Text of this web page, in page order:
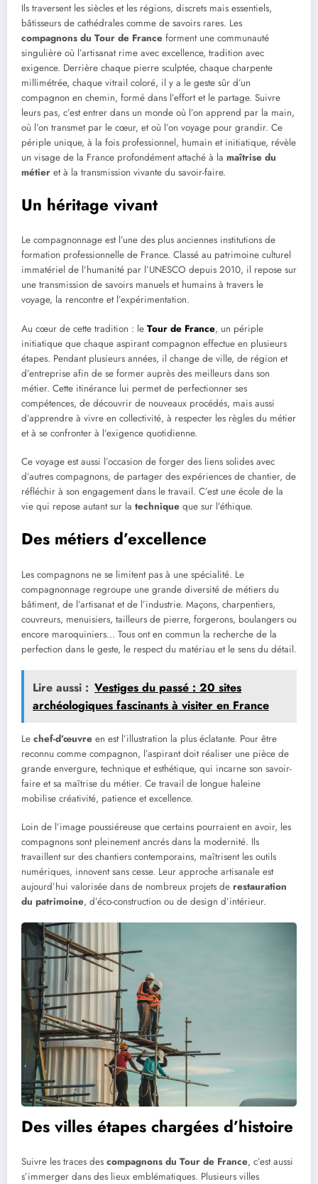
Ils traversent les siècles et les régions, discrets mais essentiels,
bâtisseurs de cathédrales comme de savoirs rares. Les
compagnons du Tour de France forment une communauté
singulière où l’artisanat rime avec excellence, tradition avec
exigence. Derrière chaque pierre sculptée, chaque charpente
millimétrée, chaque vitrail coloré, il y a le geste sûr d’un
compagnon en chemin, formé dans l’effort et le partage. Suivre
leurs pas, c’est entrer dans un monde où l’on apprend par la main,
où l’on transmet par le cœur, et où l’on voyage pour grandir. Ce
périple unique, à la fois professionnel, humain et initiatique, révèle
un visage de la France profondément attaché à la maîtrise du
métier et à la transmission vivante du savoir-faire.
Un héritage vivant
Le compagnonnage est l’une des plus anciennes institutions de
formation professionnelle de France. Classé au patrimoine culturel
immatériel de l’humanité par l’UNESCO depuis 2010, il repose sur
une transmission de savoirs manuels et humains à travers le
voyage, la rencontre et l’expérimentation.
Au cœur de cette tradition : le Tour de France, un périple
initiatique que chaque aspirant compagnon effectue en plusieurs
étapes. Pendant plusieurs années, il change de ville, de région et
d’entreprise afin de se former auprès des meilleurs dans son
métier. Cette itinérance lui permet de perfectionner ses
compétences, de découvrir de nouveaux procédés, mais aussi
d’apprendre à vivre en collectivité, à respecter les règles du métier
et à se confronter à l’exigence quotidienne.
Ce voyage est aussi l’occasion de forger des liens solides avec
d’autres compagnons, de partager des expériences de chantier, de
réfléchir à son engagement dans le travail. C’est une école de la
vie qui repose autant sur la technique que sur l’éthique.
Des métiers d’excellence
Les compagnons ne se limitent pas à une spécialité. Le
compagnonnage regroupe une grande diversité de métiers du
bâtiment, de l’artisanat et de l’industrie. Maçons, charpentiers,
couvreurs, menuisiers, tailleurs de pierre, forgerons, boulangers ou
encore maroquiniers… Tous ont en commun la recherche de la
perfection dans le geste, le respect du matériau et le sens du détail.
Lire aussi : Vestiges du passé : 20 sites
archéologiques fascinants à visiter en France
Le chef-d’œuvre en est l’illustration la plus éclatante. Pour être
reconnu comme compagnon, l’aspirant doit réaliser une pièce de
grande envergure, technique et esthétique, qui incarne son savoir-
faire et sa maîtrise du métier. Ce travail de longue haleine
mobilise créativité, patience et excellence.
Loin de l’image poussiéreuse que certains pourraient en avoir, les
compagnons sont pleinement ancrés dans la modernité. Ils
travaillent sur des chantiers contemporains, maîtrisent les outils
numériques, innovent sans cesse. Leur approche artisanale est
aujourd’hui valorisée dans de nombreux projets de restauration
du patrimoine, d’éco-construction ou de design d’intérieur.
Des villes étapes chargées d’histoire
Suivre les traces des compagnons du Tour de France, c’est aussi
s’immerger dans des lieux emblématiques. Plusieurs villes